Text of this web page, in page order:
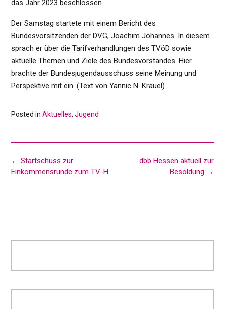
das Jahr 2023 beschlossen.
Der Samstag startete mit einem Bericht des
Bundesvorsitzenden der DVG, Joachim Johannes. In diesem
sprach er über die Tarifverhandlungen des TVöD sowie
aktuelle Themen und Ziele des Bundesvorstandes. Hier
brachte der Bundesjugendausschuss seine Meinung und
Perspektive mit ein. (Text von Yannic N. Krauel)
Posted in Aktuelles, Jugend
Post
navigation
dbb Hessen aktuell zur
Besoldung →
← Startschuss zur
Einkommensrunde zum TV-H